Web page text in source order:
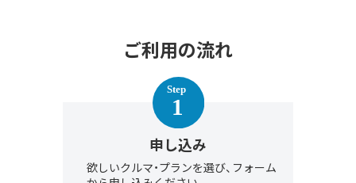
ご利用の流れ
申し込み
欲しいクルマ・プランを選び、フォーム